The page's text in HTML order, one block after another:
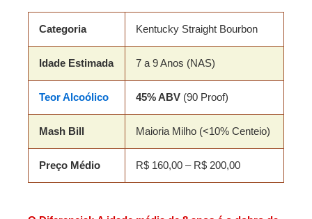
Categoria Kentucky Straight Bourbon
Idade Estimada 7 a 9 Anos (NAS)
Teor Alcoólico 45% ABV (90 Proof)
Mash Bill Maioria Milho (<10% Centeio)
Preço Médio R$ 160,00 – R$ 200,00